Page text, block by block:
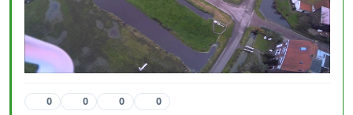
0 0 0 0